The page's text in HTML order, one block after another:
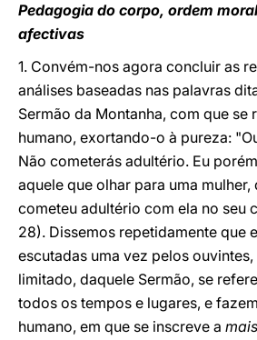
Pedagogia do corpo, ordem
afectivas
1. Convém-nos agora concluir as
análises baseadas nas palavras
Sermão da Montanha, com que se
humano, exortando-o à pureza:
Não cometerás adultério. Eu
aquele que olhar para uma mulher,
cometeu adultério com ela no seu
28). Dissemos repetidamente que
escutadas uma vez pelos ouvintes,
limitado, daquele Sermão, se
todos os tempos e lugares, e
humano, em que se inscreve a